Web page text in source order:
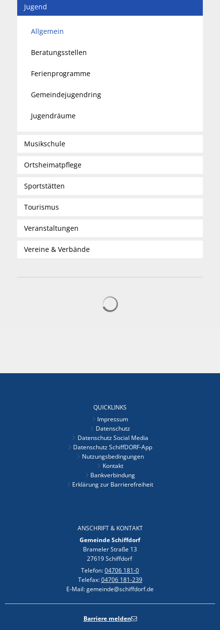
Jugend
Allgemein
Beratungsstellen
Ferienprogramme
Gemeindejugendring
Jugendräume
Musikschule
Ortsheimatpflege
Sportstätten
Tourismus
Veranstaltungen
Vereine & Verbände
QUICKLINKS
Impressum
Datenschutz
Datenschutz Social Media
Datenschutz SchiffDORF-App
Nutzungsbedingungen
Kontakt
Bankverbindung
Erklärung zur Barrierefreiheit
ANSCHRIFT & KONTAKT
Gemeinde Schiffdorf
Brameler Straße 13
27619 Schiffdorf
Telefon:04706 181-0
Telefax:04706 181-239
E-Mail: gemeinde@schiffdorf.de
Barriere melden